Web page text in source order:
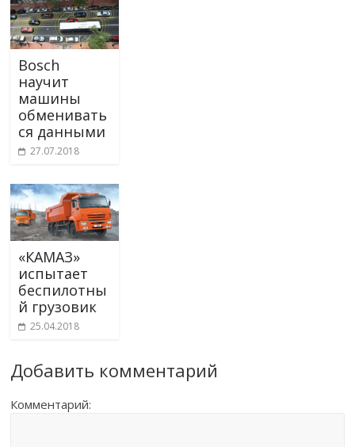
Bosch
научит
машины
обменивать
ся данными
27.07.2018
«КАМАЗ»
испытает
беспилотны
й грузовик
25.04.2018
Добавить комментарий
Комментарий: